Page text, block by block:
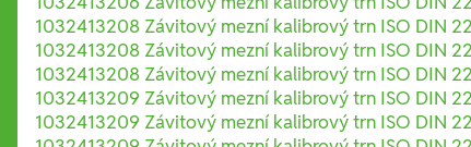
1032413208 Závitový mezní kalibrový trn ISO DIN
1032413208 Závitový mezní kalibrový trn ISO DIN
1032413208 Závitový mezní kalibrový trn ISO DIN
1032413209 Závitový mezní kalibrový trn ISO DIN
1032413209 Závitový mezní kalibrový trn ISO DIN